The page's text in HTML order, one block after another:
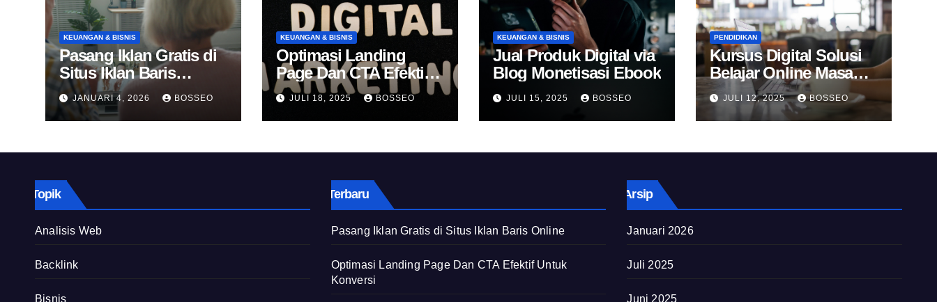
KEUANGAN & BISNIS
Pasang Iklan Gratis di
Situs Iklan Baris
Online
JANUARI 4, 2026 BOSSEO
KEUANGAN & BISNIS
Optimasi Landing
Page Dan CTA Efektif
Untuk Konversi
JULI 18, 2025 BOSSEO
KEUANGAN & BISNIS
Jual Produk Digital via
Blog Monetisasi Ebook
JULI 15, 2025 BOSSEO
PENDIDIKAN
Kursus Digital Solusi
Belajar Online Masa
KiniJULI 12, 2025 BOSSEO
Topik
Analisis Web
Backlink
Bisnis
Terbaru
Pasang Iklan Gratis di Situs Iklan Baris Online
Optimasi Landing Page Dan CTA Efektif Untuk
Konversi
Arsip
Januari 2026
Juli 2025
Juni 2025